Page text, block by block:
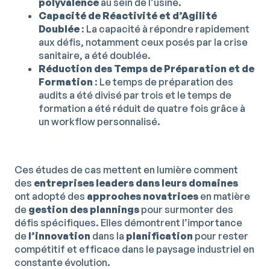
polyvalence au sein de l’usine.
Capacité de Réactivité et d’Agilité
Doublée : La capacité à répondre rapidement
aux défis, notamment ceux posés par la crise
sanitaire, a été doublée.
Réduction des Temps de Préparation et de
Formation : Le temps de préparation des
audits a été divisé par trois et le temps de
formation a été réduit de quatre fois grâce à
un workflow personnalisé.
Ces études de cas mettent en lumière comment
des entreprises leaders dans leurs domaines
ont adopté des approches novatrices en matière
de gestion des plannings pour surmonter des
défis spécifiques. Elles démontrent l’importance
de l’innovation dans la planification pour rester
compétitif et efficace dans le paysage industriel en
constante évolution.